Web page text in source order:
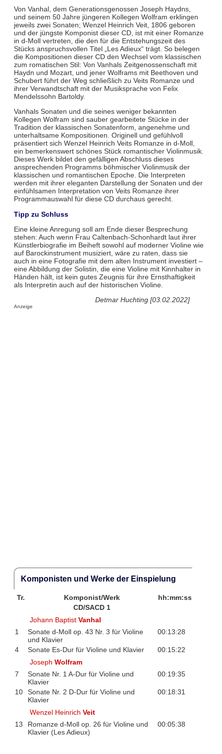
Von Vanhal, dem Generationsgenossen Joseph Haydns,
und seinem 50 Jahre jüngeren Kollegen Wolfram erklingen
jeweils zwei Sonaten; Wenzel Heinrich Veit, 1806 geboren
und der jüngste Komponist dieser CD, ist mit einer Romanze
in d-Moll vertreten, die den für die Entstehungszeit des
Stücks anspruchsvollen Titel „Les Adieux“ trägt. So belegen
die Kompositionen dieser CD den Wechsel vom klassischen
zum romatischen Stil: Von Vanhals Zeitgenossenschaft mit
Haydn und Mozart, und jener Wolframs mit Beethoven und
Schubert führt der Weg schließlich zu Veits Romanze und
ihrer Verwandtschaft mit der Musiksprache von Felix
Mendelssohn Bartoldy.
Vanhals Sonaten und die seines weniger bekannten
Kollegen Wolfram sind sauber gearbeitete Stücke in der
Tradition der klassischen Sonatenform, angenehme und
unterhaltsame Kompositionen. Originell und gefühlvoll
präsentiert sich Wenzel Heinrich Veits Romanze in d-Moll,
ein bemerkenswert schönes Stück romantischer Violinmusik.
Dieses Werk bildet den gefälligen Abschluss dieses
ansprechenden Programms böhmischer Violinmusik der
klassischen und romantischen Epoche. Die Interpreten
werden mit ihrer eleganten Darstellung der Sonaten und der
einfühlsamen Interpretation von Veits Romanze ihrer
Programmauswahl für diese CD durchaus gerecht.
Tipp zu Schluss
Eine kleine Anregung soll am Ende dieser Besprechung
stehen: Auch wenn Frau Caltenbach-Schonhardt laut ihrer
Künstlerbiografie im Beiheft sowohl auf moderner Violine wie
auf Barockinstrument musiziert, wäre zu raten, dass sie
auch in eine Fotografie mit dem alten Instrument investiert –
eine Abbildung der Solistin, die eine Violine mit Kinnhalter in
Händen hält, ist kein gutes Zeugnis für ihre Ernsthaftigkeit
als Interpretin auch auf der historischen Violine.
Detmar Huchting [03.02.2022]
Anzeige
Komponisten und Werke der Einspielung
Tr. Komponist/Werk
hh:mm:ss
CD/SACD 1
Johann BaptistVanhal
1
Sonate d-Moll op. 43 Nr. 3 für Violine
und Klavier
00:13:28
4 Sonate Es-Dur für Violine und Klavier
00:15:22
JosephWolfram
7
Sonate Nr. 1 A-Dur für Violine und
Klavier
00:19:35
10
Sonate Nr. 2 D-Dur für Violine und
Klavier
00:18:31
Wenzel HeinrichVeit
13
Romanze d-Moll op. 26 für Violine und
Klavier (Les Adieux)
00:05:38